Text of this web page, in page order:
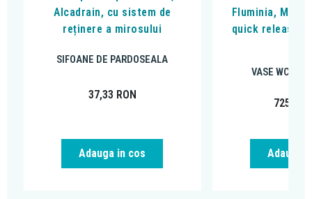
Alcadrain, cu sistem de
reținere a mirosului
SIFOANE DE PARDOSEALA
37,33 RON
Adauga in cos
Fluminia,
quick release
VASE WC
725,00
Adauga